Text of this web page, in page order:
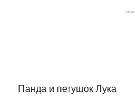
Панда и петушок Лука